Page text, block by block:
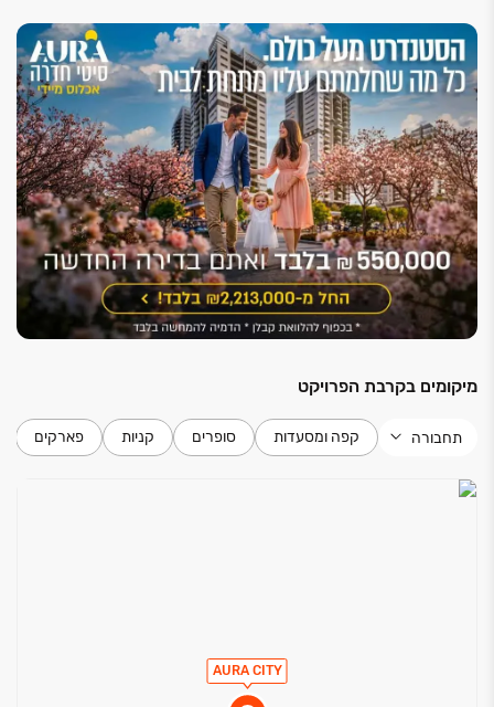
מיקומים בקרבת הפרויקט
תחבורה קפה ומסעדות סופרים קניות פארקים
AURA CITY